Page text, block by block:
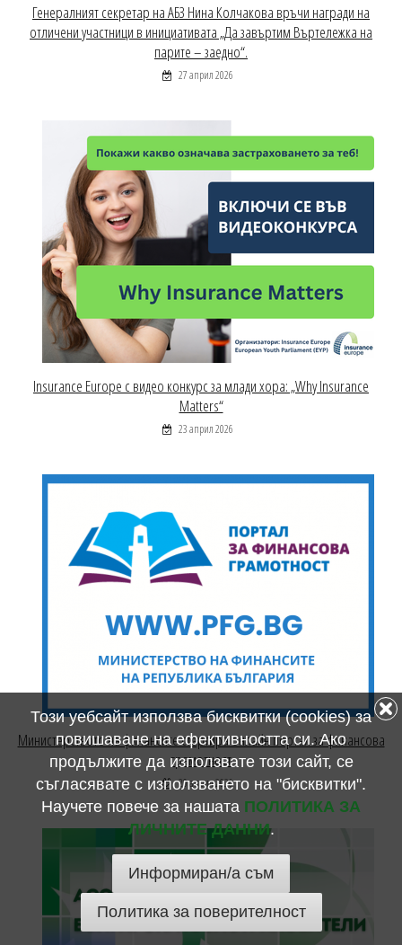
Генералният секретар на АБЗ Нина Колчакова връчи награди на
отличени участници в инициативата „Да завъртим Въртележка на
парите – заедно“.
27 април 2026
Insurance Europe с видео конкурс за млади хора: „Why Insurance
Matters“
23 април 2026
Министерството на финансите стартира онлайн портал за финансова
грамотност
20 април 2026
Този уебсайт използва бисквитки (cookies) за
повишаване на ефективността си. Ако
продължите да използвате този сайт, се
съгласявате с използването на "бисквитки".
Научете повече за нашата ПОЛИТИКА ЗА
ЛИЧНИТЕ ДАННИ.
Информиран/а съм
Политика за поверителност